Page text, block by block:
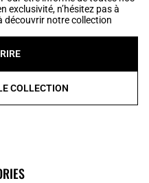
exclusivité, n’hésitez pas à
découvrir notre collection
COLLECTION